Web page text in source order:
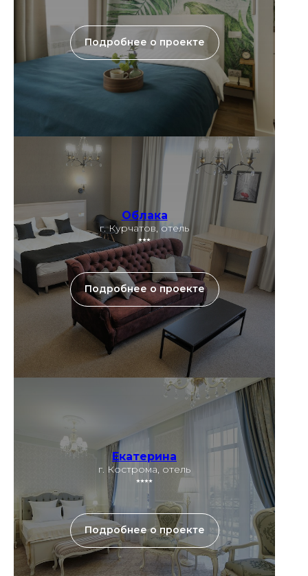
Подробнее о проекте
Облака
г. Курчатов, отель
⭑⭑⭑
Подробнее о проекте
Екатерина
г. Кострома, отель
⭑⭑⭑⭑
Подробнее о проекте